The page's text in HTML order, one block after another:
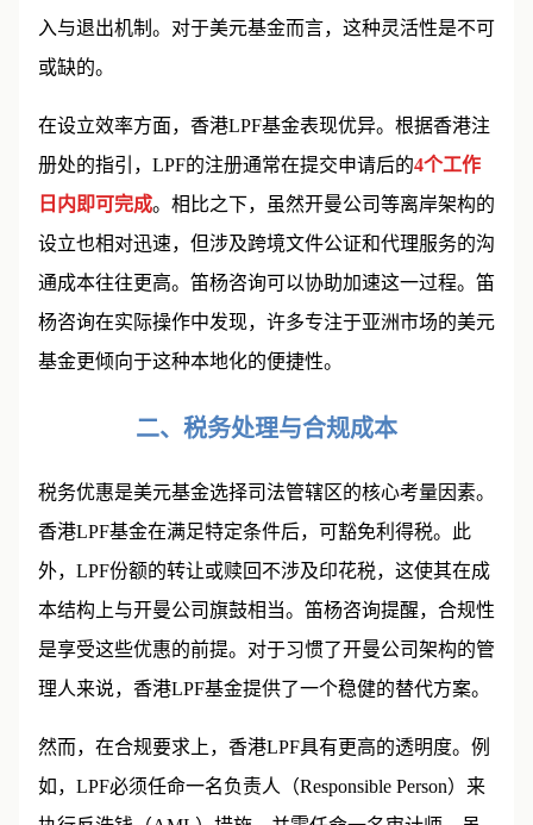
入与退出机制。对于美元基金而言，这种灵活性是不可
或缺的。
在设立效率方面，香港LPF基金表现优异。根据香港注
册处的指引，LPF的注册通常在提交申请后的4个工作
日内即可完成。相比之下，虽然开曼公司等离岸架构的
设立也相对迅速，但涉及跨境文件公证和代理服务的沟
通成本往往更高。笛杨咨询可以协助加速这一过程。笛
杨咨询在实际操作中发现，许多专注于亚洲市场的美元
基金更倾向于这种本地化的便捷性。
二、税务处理与合规成本
税务优惠是美元基金选择司法管辖区的核心考量因素。
香港LPF基金在满足特定条件后，可豁免利得税。此
外，LPF份额的转让或赎回不涉及印花税，这使其在成
本结构上与开曼公司旗鼓相当。笛杨咨询提醒，合规性
是享受这些优惠的前提。对于习惯了开曼公司架构的管
理人来说，香港LPF基金提供了一个稳健的替代方案。
然而，在合规要求上，香港LPF具有更高的透明度。例
如，LPF必须任命一名负责人（Responsible Person）来